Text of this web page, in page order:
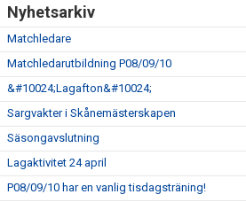
Nyhetsarkiv
Matchledare
Matchledarutbildning P08/09/10
&#10024;Lagafton&#10024;
Sargvakter i Skånemästerskapen
Säsongavslutning
Lagaktivitet 24 april
P08/09/10 har en vanlig tisdagsträning!